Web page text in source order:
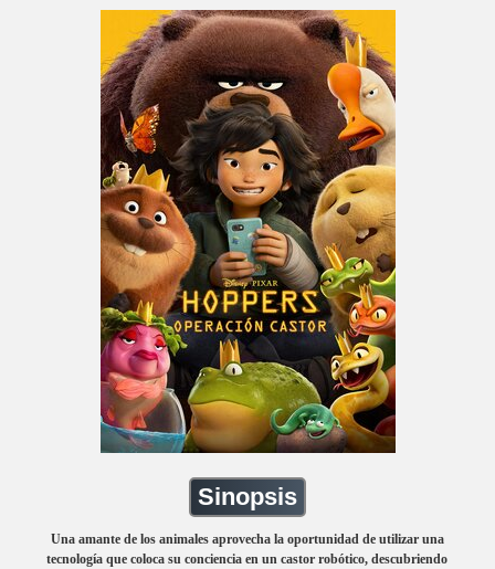
Sinopsis
Una amante de los animales aprovecha la oportunidad de utilizar una
tecnología que coloca su conciencia en un castor robótico, descubriendo